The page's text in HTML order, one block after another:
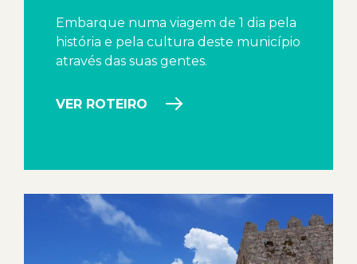
Embarque numa viagem de 1 dia pela
história e pela cultura deste município
através das suas gentes.
VER ROTEIRO